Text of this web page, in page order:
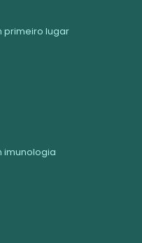
primeiro lugar
imunologia